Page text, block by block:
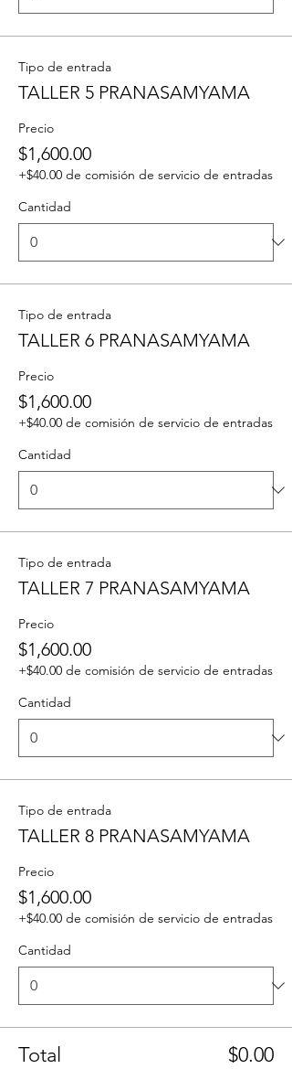
Tipo de entrada
TALLER 5 PRANASAMYAMA
Precio
$1,600.00
+$40.00 de comisión de servicio de entradas
Cantidad
Tipo de entrada
TALLER 6 PRANASAMYAMA
Precio
$1,600.00
+$40.00 de comisión de servicio de entradas
Cantidad
Tipo de entrada
TALLER 7 PRANASAMYAMA
Precio
$1,600.00
+$40.00 de comisión de servicio de entradas
Cantidad
Tipo de entrada
TALLER 8 PRANASAMYAMA
Precio
$1,600.00
+$40.00 de comisión de servicio de entradas
Cantidad
Total $0.00